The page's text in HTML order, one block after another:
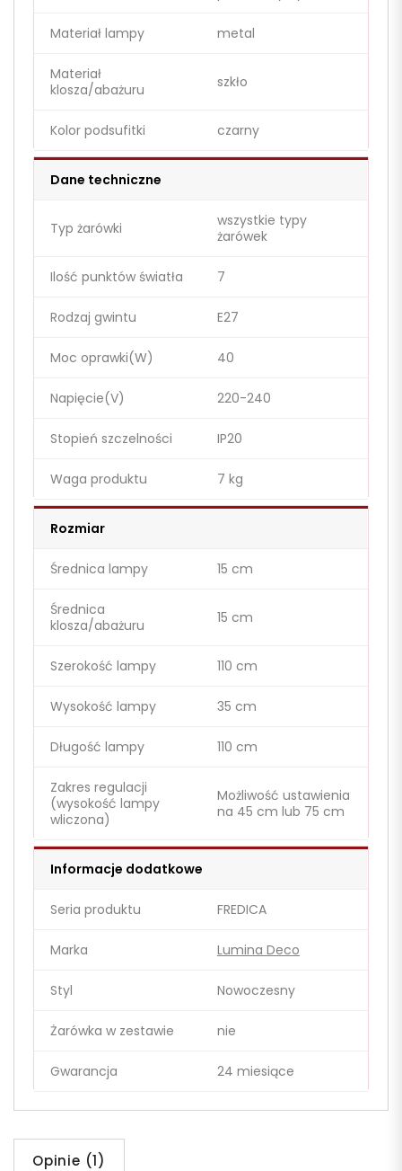
Materiał lampy metal
Materiał
klosza/abażuru
szkło
Kolor podsufitki czarny
Dane techniczne
Typ żarówki
wszystkie typy
żarówek
Ilość punktów światła 7
Rodzaj gwintu E27
Moc oprawki(W) 40
Napięcie(V) 220-240
Stopień szczelności IP20
Waga produktu 7 kg
Rozmiar
Średnica lampy 15 cm
Średnica
klosza/abażuru
15 cm
Szerokość lampy 110 cm
Wysokość lampy 35 cm
Długość lampy 110 cm
Zakres regulacji
(wysokość lampy
wliczona)
Możliwość ustawienia
na 45 cm lub 75 cm
Informacje dodatkowe
Seria produktu FREDICA
Marka Lumina Deco
Styl Nowoczesny
Żarówka w zestawie nie
Gwarancja 24 miesiące
Opinie (1)